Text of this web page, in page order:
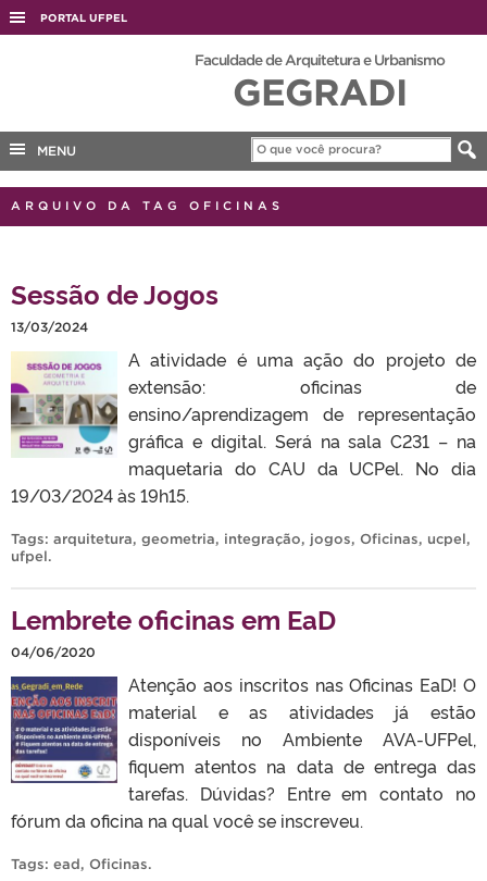
PORTAL UFPEL
EDITAIS
TELEFONES
Faculdade de Arquitetura e Urbanismo
GEGRADI
MENU
ARQUIVO DA TAG OFICINAS
Sessão de Jogos
13/03/2024
A atividade é uma ação do projeto de
extensão: oficinas de
ensino/aprendizagem de representação
gráfica e digital. Será na sala C231 – na
maquetaria do CAU da UCPel. No dia
19/03/2024 às 19h15.
Tags: arquitetura, geometria, integração, jogos, Oficinas, ucpel,
ufpel.
Lembrete oficinas em EaD
04/06/2020
Atenção aos inscritos nas Oficinas EaD! O
material e as atividades já estão
disponíveis no Ambiente AVA-UFPel,
fiquem atentos na data de entrega das
tarefas. Dúvidas? Entre em contato no
fórum da oficina na qual você se inscreveu.
Tags: ead, Oficinas.